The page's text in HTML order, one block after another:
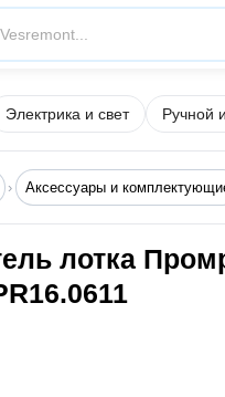
Электрика и свет Ручной
Аксессуары и
лотка